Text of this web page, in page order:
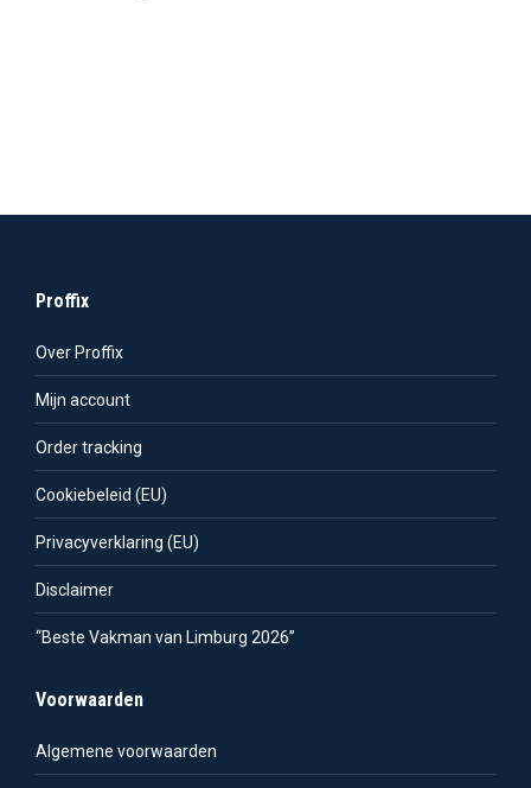
Proffix
Over Proffix
Mijn account
Order tracking
Cookiebeleid (EU)
Privacyverklaring (EU)
Disclaimer
“Beste Vakman van Limburg 2026”
Voorwaarden
Algemene voorwaarden